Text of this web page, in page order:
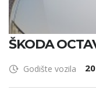
ŠKODA
Godište vozila